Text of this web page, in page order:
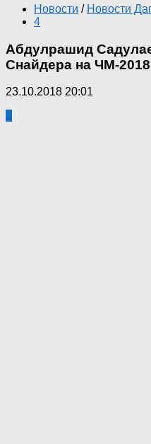
Новости / Новости
4
Абдулрашид
Снайдера на ЧМ-
23.10.2018 20:01